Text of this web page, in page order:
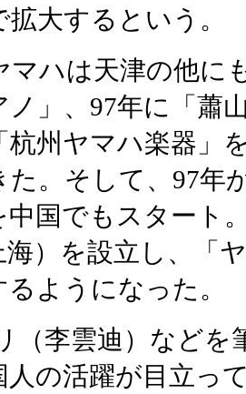
大するという。
マハは天津の他に
」、97年に「蕭
杭州ヤマハ楽器」
た。そして、97年
中国でもスタート
）を設立し、「
ようになった。
（李雲迪）などを
人の活躍が目立っ